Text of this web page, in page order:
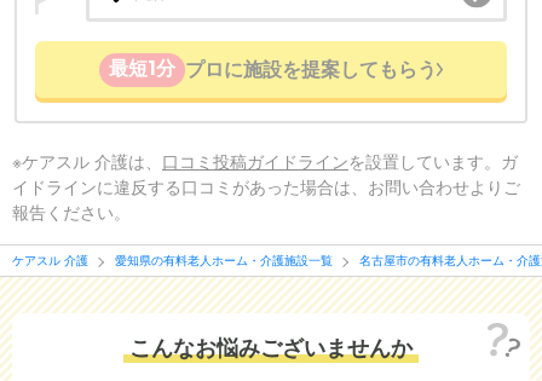
最短1分 プロに施設を提案してもらう
※ケアスル 介護は、 口コミ投稿ガイドラインを設置しています。ガ
イドラインに違反する口コミがあった場合は、お問い合わせよりご
報告ください。
ケアスル 介護 愛知県の有料老人ホーム・介護施設一覧 名古屋市の有料老人ホーム・介
こんなお悩みございませんか